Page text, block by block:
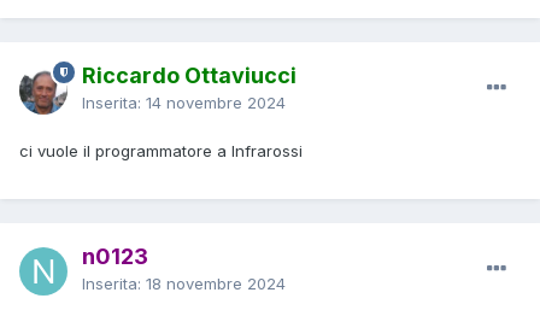
Riccardo Ottaviucci
Inserita: 14 novembre 2024
ci vuole il programmatore a Infrarossi
n0123
Inserita: 18 novembre 2024